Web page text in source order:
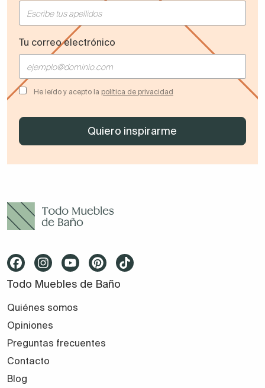
Tu correo electrónico
He leído y acepto la política de privacidad
Todo Muebles de Baño
Quiénes somos
Opiniones
Preguntas frecuentes
Contacto
Blog